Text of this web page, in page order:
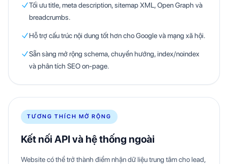
Tối ưu title, meta description, sitemap XML, Open Graph và
breadcrumbs.
Hỗ trợ cấu trúc nội dung tốt hơn cho Google và mạng xã hội.
Sẵn sàng mở rộng schema, chuyển hướng, index/noindex
và phân tích SEO on-page.
TƯƠNG THÍCH MỞ RỘNG
Kết nối API và hệ thống ngoài
Website có thể trở thành điểm nhận dữ liệu trung tâm cho lead,